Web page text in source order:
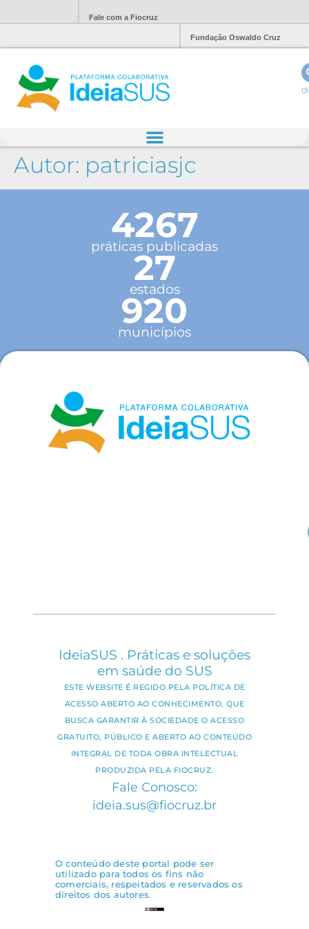
Fale com a Fiocruz
Fundação Oswaldo Cruz
Autor: patriciasjc
4267
práticas publicadas
27
estados
920
municípios
IdeiaSUS . Práticas e soluções
em saúde do SUS
ESTE WEBSITE É REGIDO PELA POLÍTICA DE
ACESSO ABERTO AO CONHECIMENTO, QUE
BUSCA GARANTIR À SOCIEDADE O ACESSO
GRATUITO, PÚBLICO E ABERTO AO CONTEÚDO
INTEGRAL DE TODA OBRA INTELECTUAL
PRODUZIDA PELA FIOCRUZ.
Fale Conosco:
ideia.sus@fiocruz.br
O conteúdo deste portal pode ser
utilizado para todos os fins não
comerciais, respeitados e reservados os
direitos dos autores.